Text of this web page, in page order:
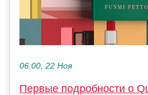
06:00, 22 Ноя
Первые подробности о